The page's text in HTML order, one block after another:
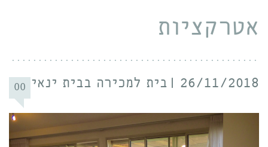
אטרקציות
26/11/2018 בית למכירה בבית ינאי 00